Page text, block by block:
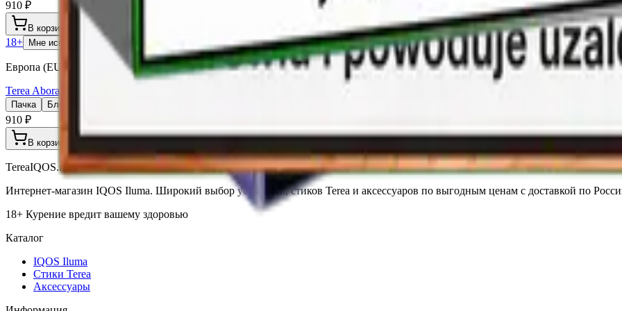
910 ₽
В корзину
18+ Мне исполнилось 18 лет
Европа (EU)
Terea Abora Pearl (Европа для Сев.Кипра)
Пачка Блок×10
910 ₽
В корзину
TereaIQOS.ru
Интернет-магазин IQOS Iluma. Широкий выбор устройств, стиков Terea и аксессуаров по выгодным ценам с доставкой по
18+ Курение вредит вашему здоровью
Каталог
IQOS Iluma
Стики Terea
Аксессуары